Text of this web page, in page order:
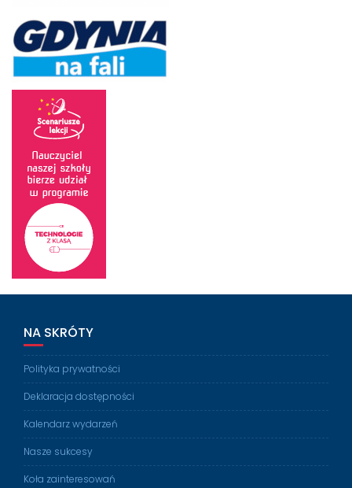
NA SKRÓTY
Polityka prywatności
Deklaracja dostępności
Kalendarz wydarzeń
Nasze sukcesy
Koła zainteresowań